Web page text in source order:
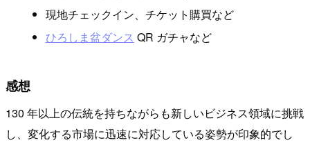
現地チェックイン、チケット購買など
ひろしま盆ダンス QR ガチャなど
感想
130 年以上の伝統を持ちながらも新しいビジネス領域に挑戦
し、変化する市場に迅速に対応している姿勢が印象的でし